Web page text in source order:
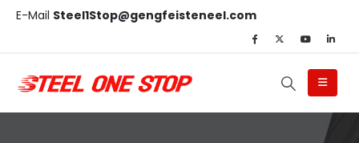
E-Mail Steel1Stop@gengfeisteneel.com